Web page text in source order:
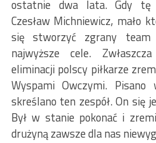
ostatnie dwa lata. Gdy tę
Czesław Michniewicz, mało
się stworzyć zgrany
najwyższe cele.
eliminacji polscy piłkarze
Wyspami Owczymi.
skreślano ten zespół. On się
Był w stanie pokonać i
drużyną zawsze dla nas